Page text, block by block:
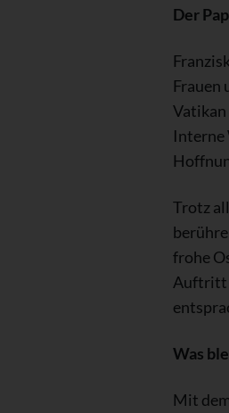
Der
Frauen
Vatikan
Interne
Trotz
frohe
Auftritt
Was
Mit